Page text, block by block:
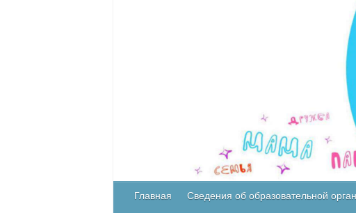
Главная Сведения об образовательной